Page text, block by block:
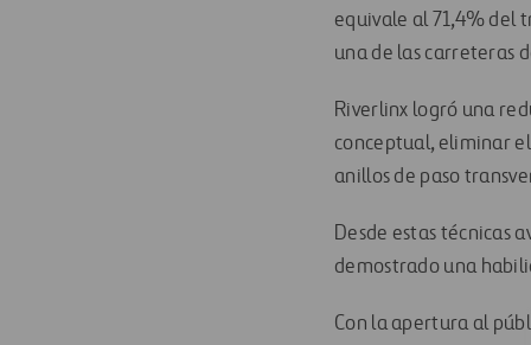
equivale al 71,4% del
una de las carreteras
Riverlinx logró una
conceptual, eliminar
anillos de paso
Desde estas técnicas
demostrado una
Con la apertura al